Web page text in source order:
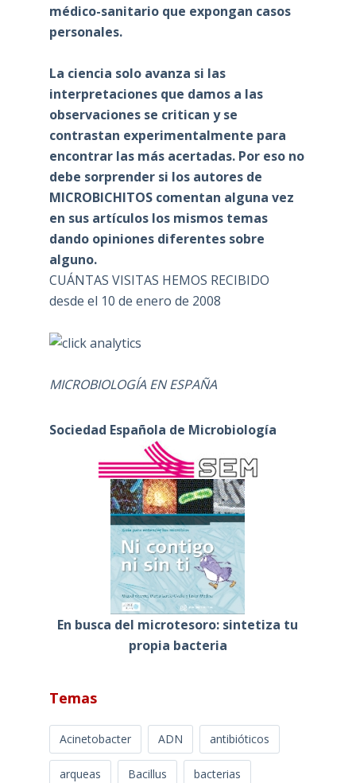
médico-sanitario que expongan casos
personales.
La ciencia solo avanza si las
interpretaciones que damos a las
observaciones se critican y se
contrastan experimentalmente para
encontrar las más acertadas. Por eso no
debe sorprender si los autores de
MICROBICHITOS comentan alguna vez
en sus artículos los mismos temas
dando opiniones diferentes sobre
alguno.
CUÁNTAS VISITAS HEMOS RECIBIDO
desde el 10 de enero de 2008
MICROBIOLOGÍA EN ESPAÑA
Sociedad Española de Microbiología
En busca del microtesoro: sintetiza tu
propia bacteria
Temas
Acinetobacter ADN antibióticos
arqueas Bacillus bacterias